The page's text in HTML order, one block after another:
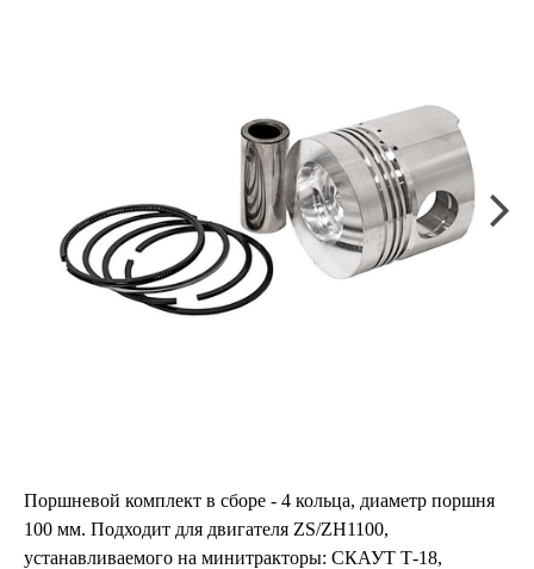
Поршневой комплект в сборе - 4 кольца, диаметр поршня
100 мм. Подходит для двигателя ZS/ZH1100,
устанавливаемого на минитракторы: СКАУТ Т-18,